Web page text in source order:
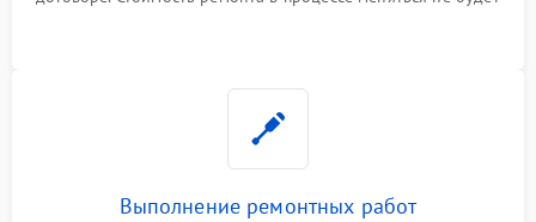
Выполнение ремонтных работ